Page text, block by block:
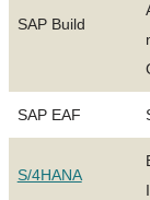
SAP Build
SAP EAF
S/4HANA